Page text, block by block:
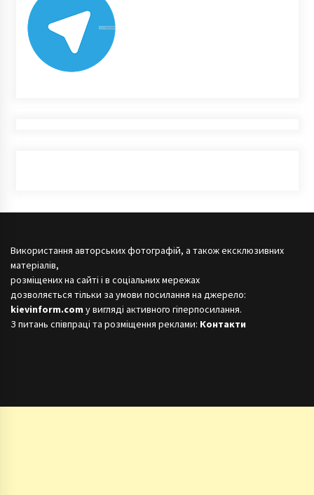
Використання авторських фотографій, а також ексклюзивних
матеріалів,
розміщених на сайті і в соціальних мережах
дозволяється тільки за умови посилання на джерело:
kievinform.com у вигляді активного гіперпосилання.
З питань співпраці та розміщення реклами: Контакти